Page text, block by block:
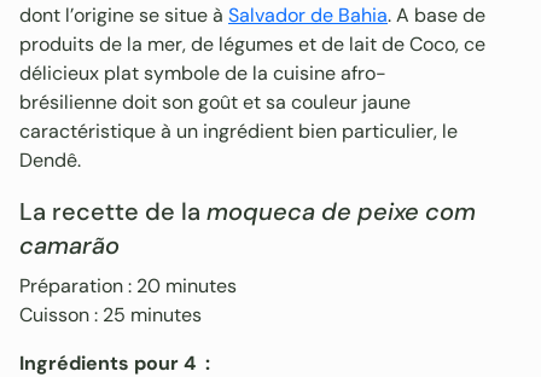
dont l’origine se situe à Salvador de Bahia. A base de
produits de la mer, de légumes et de lait de Coco, ce
délicieux plat symbole de la cuisine afro-
brésilienne doit son goût et sa couleur jaune
caractéristique à un ingrédient bien particulier, le
Dendê.
La recette de la moqueca de peixe com
camarão
Préparation : 20 minutes
Cuisson : 25 minutes
Ingrédients pour 4 :